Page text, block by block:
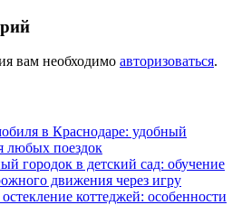
вам необходимо авторизоваться.
в Краснодаре: удобный
любых поездок
городок в детский сад: обучение
движения через игру
коттеджей: особенности